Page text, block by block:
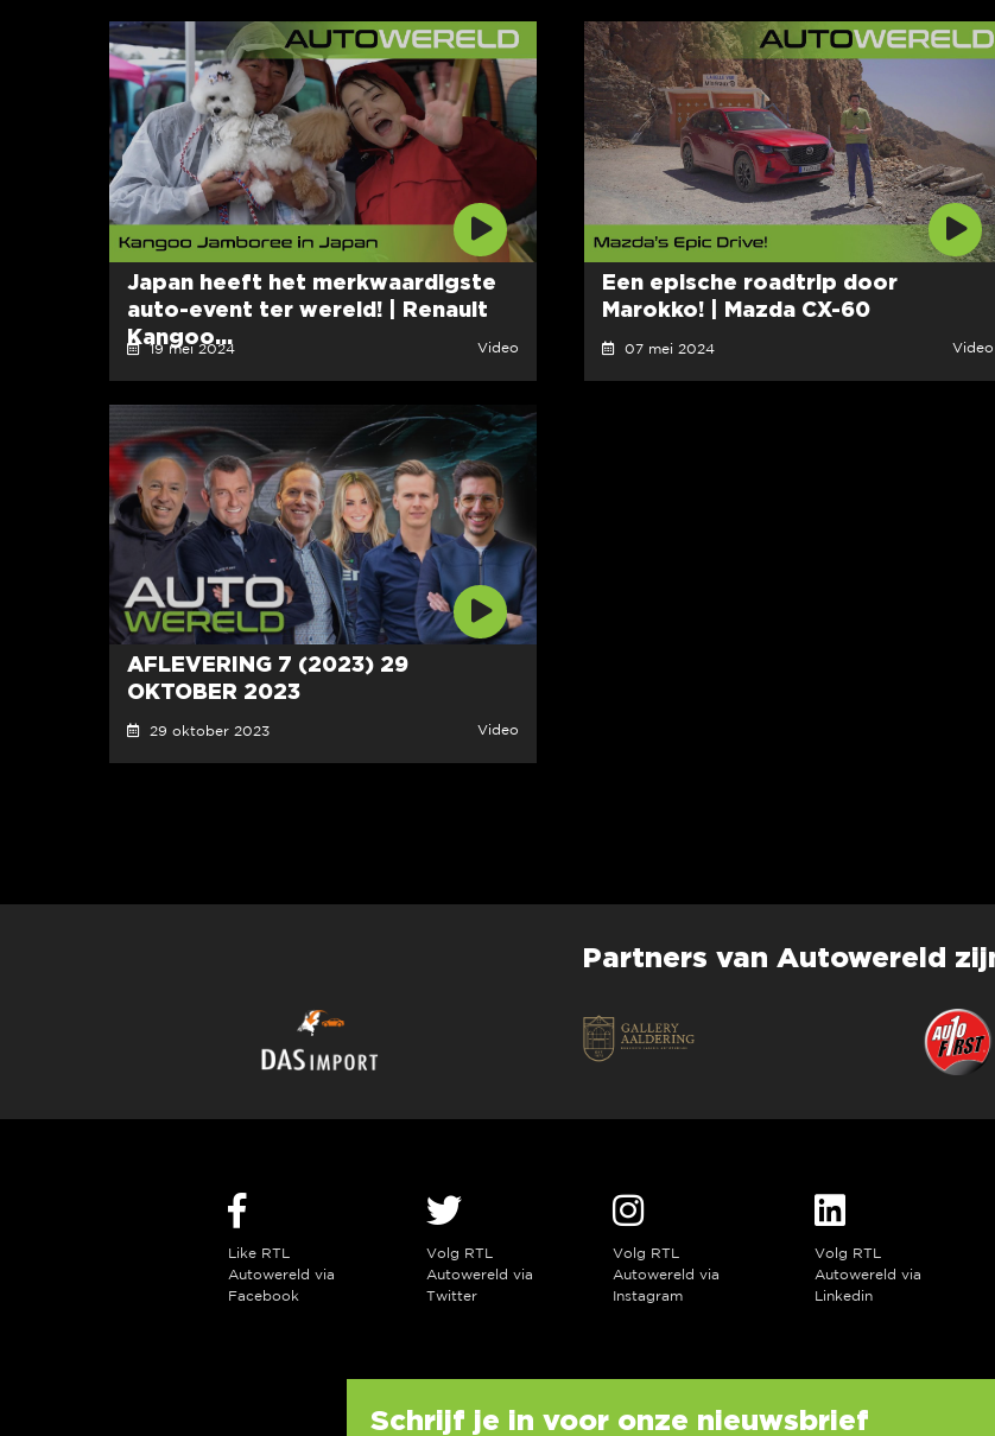
Japan heeft het merkwaardigste
auto-event ter wereld! | Renault
Kangoo...
19 mei 2024 Video
Een epische roadtrip door
Marokko! | Mazda CX-60
07 mei 2024 Video
AFLEVERING 7 (2023) 29
OKTOBER 2023
29 oktober 2023 Video
Partners van Autowereld
Like RTL
Autowereld via
Facebook
Volg RTL
Autowereld via
Twitter
Volg RTL
Autowereld via
Instagram
Volg RTL
Autowereld via
Linkedin
Schrijf je in voor onze nieuwsbrief